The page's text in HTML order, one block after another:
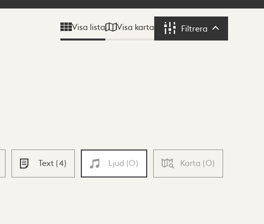
Visa lista Visa karta Filtrera Filtrera
Text (4) Ljud (0) Karta (0)